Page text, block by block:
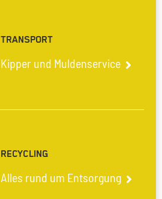
TRANSPORT
Kipper und Muldenservice
RECYCLING
Alles rund um Entsorgung